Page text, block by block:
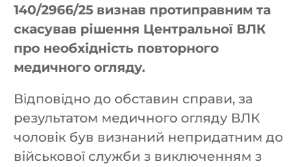
140/2966/25 визнав протиправним та
скасував рішення Центральної ВЛК
про необхідність повторного
медичного огляду.
Відповідно до обставин справи, за
результатом медичного огляду ВЛК
чоловік був визнаний непридатним до
військової служби з виключенням з